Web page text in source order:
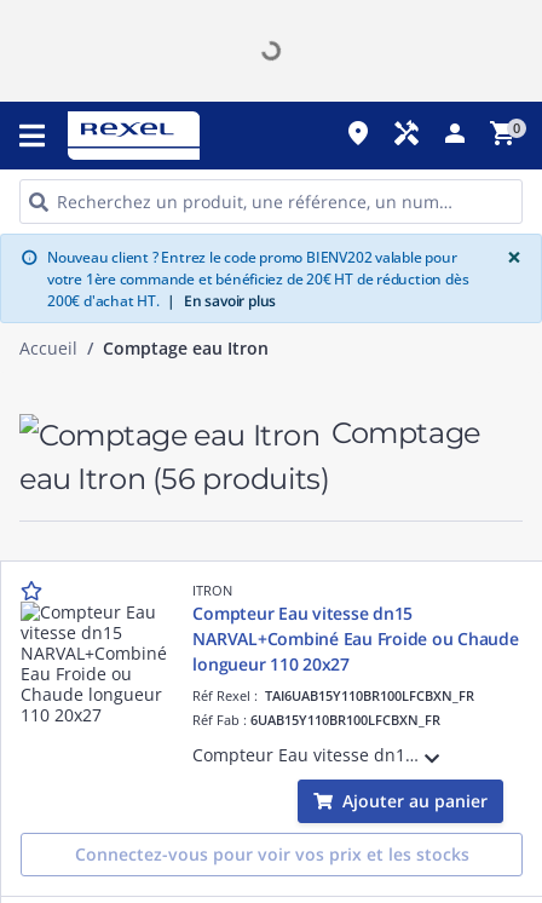
place handyman person shopping_cart0
info Nouveau client ? Entrez le code promo BIENV202 valable pour
votre 1ère commande et bénéficiez de 20€ HT de réduction dès
200€ d'achat HT. | En savoir plus
×
Accueil Comptage eau Itron
Comptage
eau Itron (56 produits)
ITRON
Compteur Eau vitesse dn15
NARVAL+Combiné Eau Froide ou Chaude
longueur 110 20x27
Réf Rexel :TAI6UAB15Y110BR100LFCBXN_FR
Réf Fab :6UAB15Y110BR100LFCBXN_FR
Compteur Eau vitesse dn15 NARVAL+Combiné Eau Froide ou Chaude longueur 110 20x27-Débit de démarrage 8L/h R100/63-Totalisateur TSN compatible avec Emetteurs Cyble-Boite individuelle couleur
Ajouter au panier
Connectez-vous pour voir vos prix et les stocks